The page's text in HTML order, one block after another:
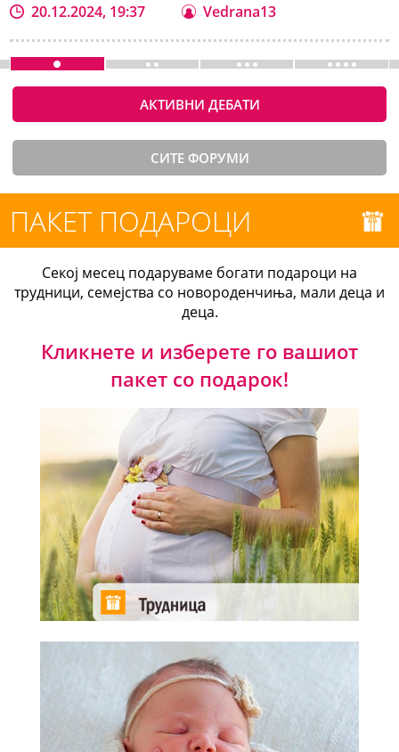
20.12.2024, 19:37 Vedrana13
АКТИВНИ ДЕБАТИ
СИТЕ ФОРУМИ
ПАКЕТ ПОДАРОЦИ
Секој месец подаруваме богати подароци на
трудници, семејства со новороденчиња, мали деца и
деца.
Кликнете и изберете го вашиот
пакет со подарок!